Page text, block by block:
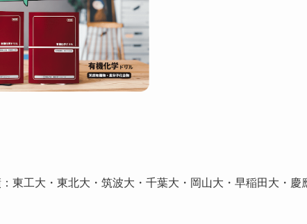
東工大・東北大・筑波大・千葉大・岡山大・早稲田大・慶